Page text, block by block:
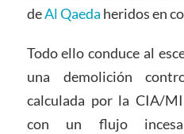
deAl Qaeda heridos en
Todo ello conduce al
una demolición
calculada por la CIA/
con un flujo